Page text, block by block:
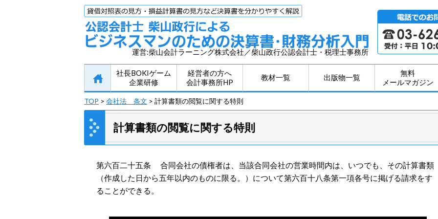
運営:柴山会計ラーニング株式会社／柴山政行公認会計士・税理士事務所
社長BOKIゲーム
企業研修
経営者の方へ
会計事務所HP
教材一覧 出版物一覧
無料
メールマガジン
TOP > 会社法 条文 > 計算書類の閲覧に関する特則
計算書類の閲覧に関する特則
第六百二十五条 合同会社の債権者は、当該合同会社の営業時間内は、いつでも、その計算書類
（作成した日から五年以内のものに限る。）について第六百十八条第一項各号に掲げる請求をす
ることができる。